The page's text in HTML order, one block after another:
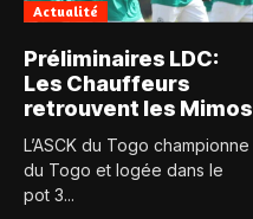
Actualité
Préliminaires LDC:
Les Chauffeurs
retrouvent les Mimos
L’ASCK du Togo championne
du Togo et logée dans le
pot 3...